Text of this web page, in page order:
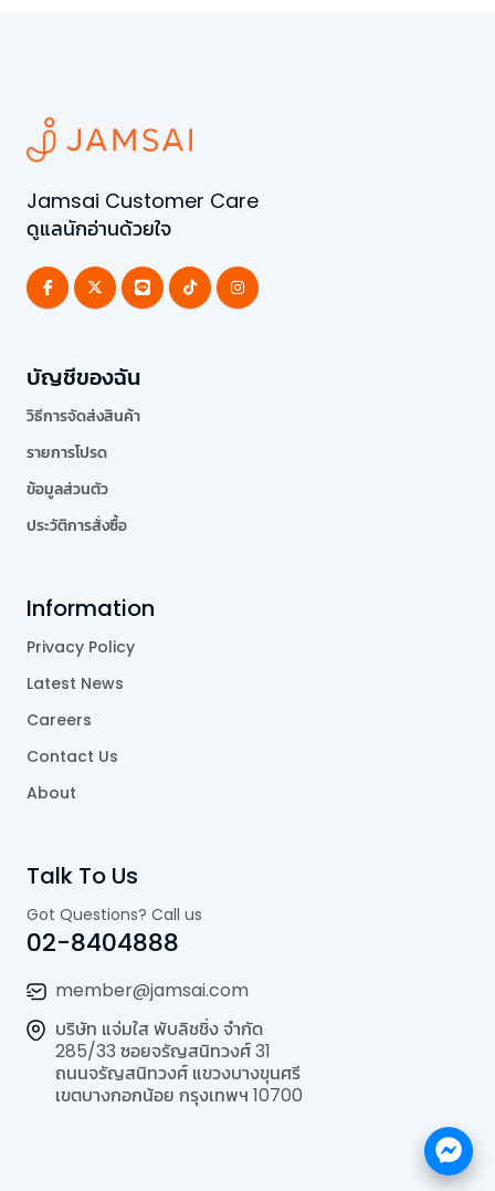
Jamsai Customer Care
ดูแลนักอ่านด้วยใจ
บัญชีของฉัน
วิธีการจัดส่งสินค้า
รายการโปรด
ข้อมูลส่วนตัว
ประวัติการสั่งซื้อ
Information
Privacy Policy
Latest News
Careers
Contact Us
About
Talk To Us
Got Questions? Call us
02-8404888
member@jamsai.com
บริษัท แจ่มใส พับลิชชิ่ง จำกัด
285/33 ซอยจรัญสนิทวงศ์ 31
ถนนจรัญสนิทวงศ์ แขวงบางขุนศรี
เขตบางกอกน้อย กรุงเทพฯ 10700